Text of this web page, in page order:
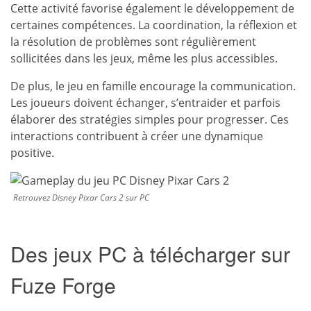
Cette activité favorise également le développement de
certaines compétences. La coordination, la réflexion et
la résolution de problèmes sont régulièrement
sollicitées dans les jeux, même les plus accessibles.
De plus, le jeu en famille encourage la communication.
Les joueurs doivent échanger, s’entraider et parfois
élaborer des stratégies simples pour progresser. Ces
interactions contribuent à créer une dynamique
positive.
Retrouvez Disney Pixar Cars 2 sur PC
Des jeux PC à télécharger sur
Fuze Forge